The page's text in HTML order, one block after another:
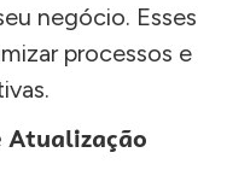
negócio. Esses
processos e
Atualização